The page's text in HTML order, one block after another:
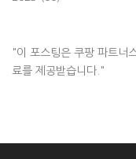
"이 포스팅은 쿠팡 파트너
료를 제공받습니다."